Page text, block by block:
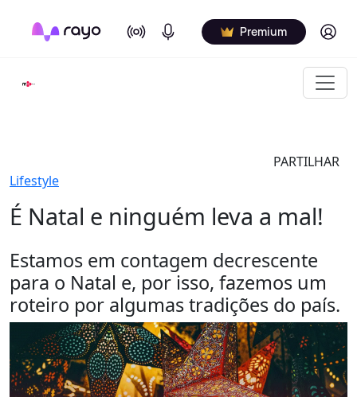
On Air Podcasts Premium Log in
PARTILHAR
Lifestyle
É Natal e ninguém leva a mal!
Estamos em contagem decrescente
para o Natal e, por isso, fazemos um
roteiro por algumas tradições do país.